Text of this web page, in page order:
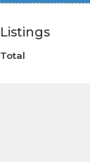
Listings
Total